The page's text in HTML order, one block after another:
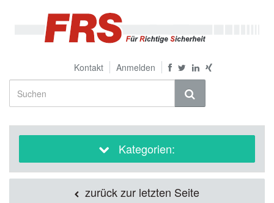
Kontakt Anmelden
Kategorien:
zurück zur letzten Seite